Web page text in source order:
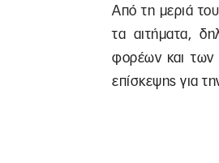
Από τη μεριά
τα αιτήματα,
φορέων και των
επίσκεψης για